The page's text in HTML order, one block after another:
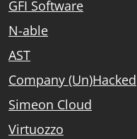
GFI Software
N-able
AST
Company (Un)Hacked
Simeon Cloud
Virtuozzo